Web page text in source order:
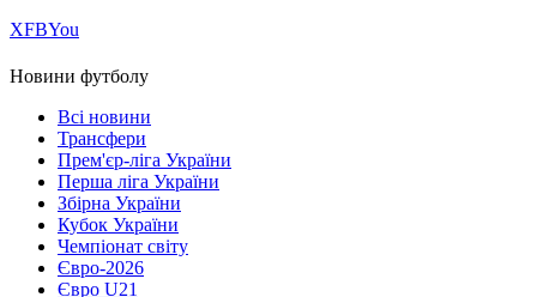
ХFBYou
Новини футболу
Всі новини
Трансфери
Прем'єр-ліга України
Перша ліга України
Збірна України
Кубок України
Чемпіонат світу
Євро-2026
Євро U21